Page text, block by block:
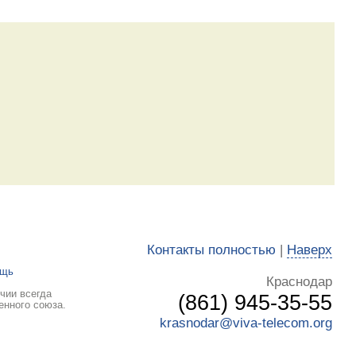
всегда
союза.
Контакты полностью | Наверх
Краснодар
(861) 945-35-55
krasnodar@viva-telecom.org